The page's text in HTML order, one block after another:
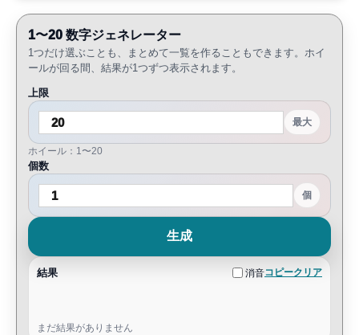
1〜20 数字ジェネレーター
1つだけ選ぶことも、まとめて一覧を作ることもできます。ホイ
ールが回る間、結果が1つずつ表示されます。
上限
最大
ホイール：1〜20
個数
個
生成
結果 消音コピークリア
まだ結果がありません